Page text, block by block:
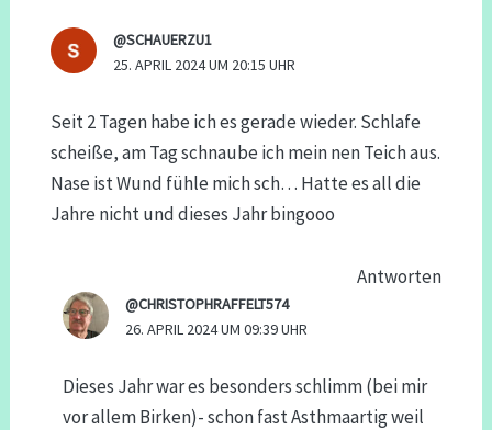
@SCHAUERZU1
25. APRIL 2024 UM 20:15 UHR
Seit 2 Tagen habe ich es gerade wieder. Schlafe
scheiße, am Tag schnaube ich mein nen Teich aus.
Nase ist Wund fühle mich sch… Hatte es all die
Jahre nicht und dieses Jahr bingooo
Antworten
@CHRISTOPHRAFFELT574
26. APRIL 2024 UM 09:39 UHR
Dieses Jahr war es besonders schlimm (bei mir
vor allem Birken)- schon fast Asthmaartig weil